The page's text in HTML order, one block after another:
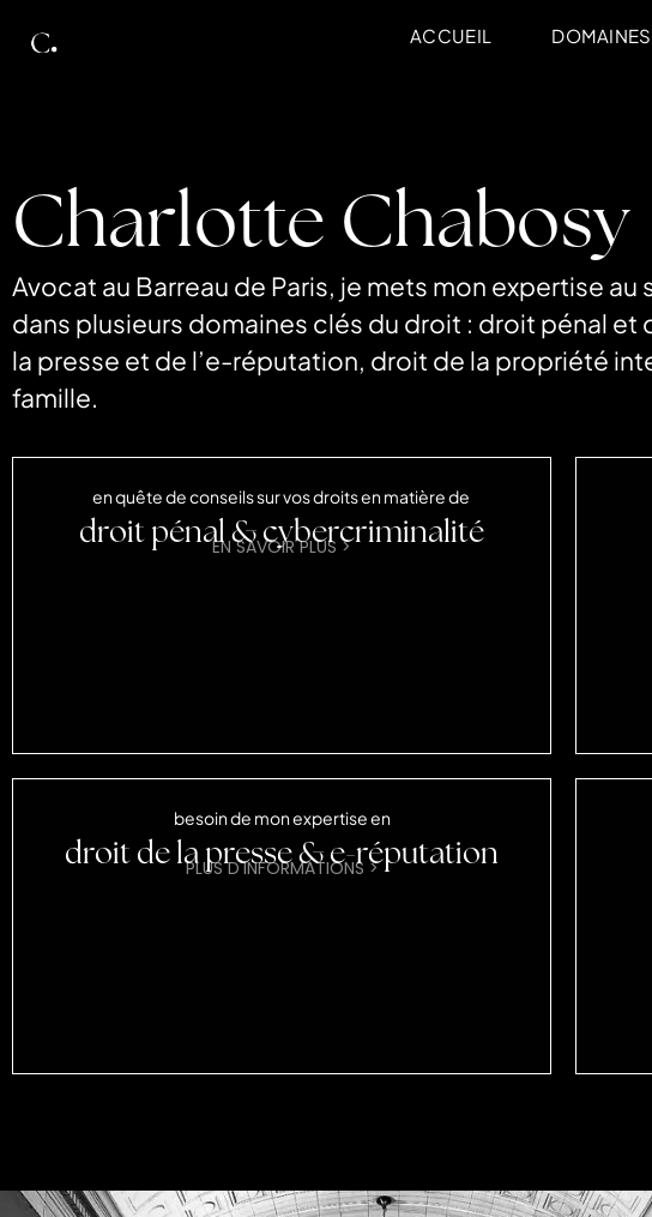
ACCUEIL
Charlotte Chabosy
Avocat au Barreau de Paris, je mets mon expertise au
dans plusieurs domaines clés du droit : droit pénal
la presse et de l’e-réputation, droit de la propriété
famille.
en quête de conseils sur vos droits en matière de
droit pénal & cybercriminalité
EN SAVOIR PLUS >
besoin de mon expertise en
droit de la presse & e-réputation
PLUS D'INFORMATIONS >